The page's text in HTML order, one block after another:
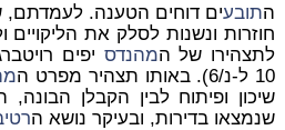
התובעים דוחים הטענה. לעמדתם,
חוזרות ונשנות לסלק את
לתצהירו של המהנדס יפים
10 ל-נ/6). באותו תצהיר מפרט ה
שיכון ופיתוח לבין הקבלן הבונה,
שנמצאו בדירות, ובעיקר נושא ה